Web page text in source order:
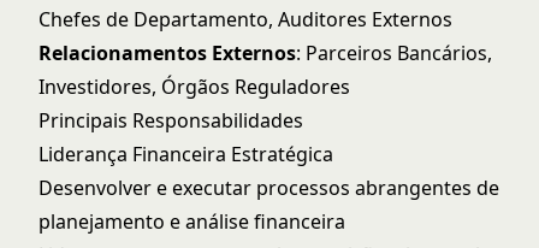
Chefes de Departamento, Auditores Externos
Relacionamentos Externos: Parceiros Bancários,
Investidores, Órgãos Reguladores
Principais Responsabilidades
Liderança Financeira Estratégica
Desenvolver e executar processos abrangentes de
planejamento e análise financeira